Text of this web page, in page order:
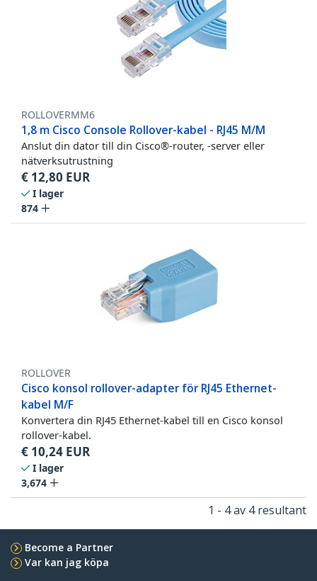
ROLLOVERMM6
1,8 m Cisco Console Rollover-kabel - RJ45 M/M
Anslut din dator till din Cisco®-router, -server eller
nätverksutrustning
€ 12,80 EUR
I lager
874
ROLLOVER
Cisco konsol rollover-adapter för RJ45 Ethernet-
kabel M/F
Konvertera din RJ45 Ethernet-kabel till en Cisco konsol
rollover-kabel.
€ 10,24 EUR
I lager
3,674
1 - 4 av 4 resultant
Become a Partner
Var kan jag köpa